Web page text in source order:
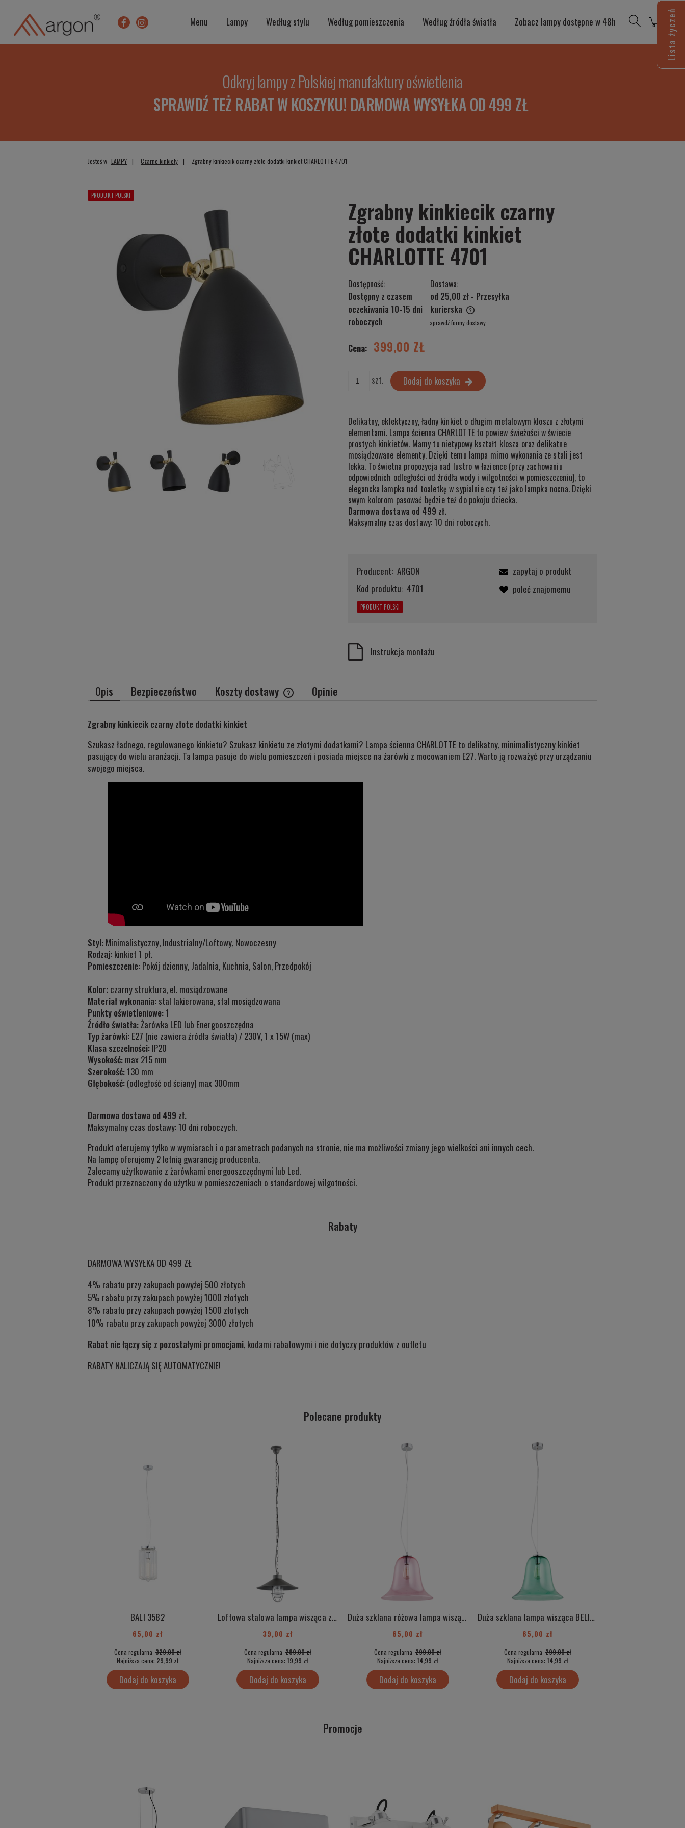
Menu Lampy Według stylu Według pomieszczenia Według źródła światła Zobacz lampy dostępne w 48h
Odkryj lampy z Polskiej manufaktury oświetlenia
SPRAWDŹ TEŻ RABAT W KOSZYKU! DARMOWA WYSYŁKA OD 499 ZŁ
Jesteś w: LAMPY Czarne kinkiety Zgrabny kinkiecik czarny złote dodatki kinkiet CHARLOTTE 4701
PRODUKT POLSKI Zgrabny kinkiecik czarny
złote dodatki kinkiet
CHARLOTTE 4701
Dostępność:
Dostępny z czasem
oczekiwania 10-15 dni
roboczych
Dostawa:
od 25,00 zł - Przesyłka
kurierska
płatności
sprawdź formy dostawy
Cena: 399,00 ZŁ
szt. Dodaj do koszyka
Delikatny, eklektyczny, ładny kinkiet o długim metalowym kloszu z złotymi
elementami. Lampa ścienna CHARLOTTE to powiew świeżości w świecie
prostych kinkietów. Mamy tu nietypowy kształt klosza oraz delikatne
mosiądzowane elementy. Dzięki temu lampa mimo wykonania ze stali jest
lekka. To świetna propozycja nad lustro w łazience (przy zachowaniu
odpowiednich odległości od źródła wody i wilgotności w pomieszczeniu), to
elegancka lampka nad toaletkę w sypialnie czy też jako lampka nocna. Dzięki
swym kolorom pasować będzie też do pokoju dziecka.
Darmowa dostawa od 499 zł.
Maksymalny czas dostawy: 10 dni roboczych.
Producent: ARGON
Kod produktu: 4701
PRODUKT POLSKI
zapytaj o produkt
poleć znajomemu
Instrukcja montażu
Opis Bezpieczeństwo Koszty dostawy Opinie
Zgrabny kinkiecik czarny złote dodatki kinkiet
Szukasz ładnego, regulowanego kinkietu? Szukasz kinkietu ze złotymi dodatkami? Lampa ścienna CHARLOTTE to delikatny, minimalistyczny kinkiet
pasujący do wielu aranżacji. Ta lampa pasuje do wielu pomieszczeń i posiada miejsce na żarówki z mocowaniem E27. Warto ją rozważyć przy urządzaniu
swojego miejsca.
Styl: Minimalistyczny, Industrialny/Loftowy, Nowoczesny
Rodzaj: kinkiet 1 pł.
Pomieszczenie: Pokój dzienny, Jadalnia, Kuchnia, Salon, Przedpokój
Kolor: czarny struktura, el. mosiądzowane
Materiał wykonania: stal lakierowana, stal mosiądzowana
Punkty oświetleniowe:1
Źródło światła:Żarówka LED lub Energooszczędna
Typ żarówki: E27 (nie zawiera źródła światła) / 230V, 1 x 15W (max)
Klasa szczelności: IP20
Wysokość: max 215 mm
Szerokość:130 mm
Głębokość: (odległość od ściany) max 300mm
Darmowa dostawa od 499 zł.
Maksymalny czas dostawy: 10 dni roboczych.
Produkt oferujemy tylko w wymiarach i o parametrach podanych na stronie, nie ma możliwości zmiany jego wielkości ani innych cech.
Na lampę oferujemy 2 letnią gwarancję producenta.
Zalecamy użytkowanie z żarówkami energooszczędnymi lub Led.
Produkt przeznaczony do użytku w pomieszczeniach o standardowej wilgotności.
Rabaty
DARMOWA WYSYŁKA OD 499 ZŁ
4% rabatu przy zakupach powyżej 500 złotych
5% rabatu przy zakupach powyżej 1000 złotych
8% rabatu przy zakupach powyżej 1500 złotych
10% rabatu przy zakupach powyżej 3000 złotych
Rabat nie łączy się z pozostałymi promocjami, kodami rabatowymi i nie dotyczy produktów z outletu
RABATY NALICZAJĄ SIĘ AUTOMATYCZNIE!
Polecane produkty
BALI 3582
65,00 zł
Cena regularna:329,00 zł
Najniższa cena:29,99 zł
Dodaj do koszyka
Loftowa stalowa lampa wisząca z elementami chrom industrialna ITAKA 3729
39,00 zł
Cena regularna:289,00 zł
Najniższa cena:19,99 zł
Dodaj do koszyka
Duża szklana różowa lampa wisząca BELIZE 3714
65,00 zł
Cena regularna:299,00 zł
Najniższa cena:14,99 zł
Dodaj do koszyka
Duża szklana lampa wisząca BELIZE 3713
65,00 zł
Cena regularna:299,00 zł
Najniższa cena:14,99 zł
Dodaj do koszyka
Promocje
Lista życzeń